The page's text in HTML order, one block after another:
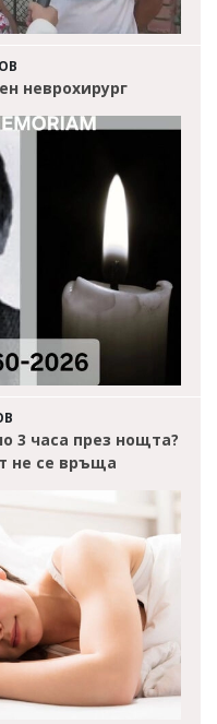
неврохирург
3 часа през нощта?
не се връща